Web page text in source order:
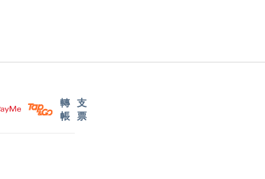
轉
帳
支
票